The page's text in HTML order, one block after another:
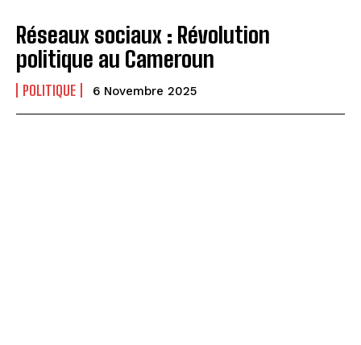
Réseaux sociaux : Révolution
politique au Cameroun
POLITIQUE 6 Novembre 2025